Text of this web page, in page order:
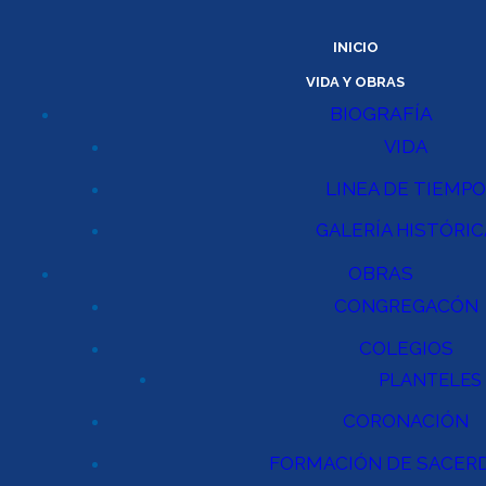
INICIO
VIDA Y OBRAS
BIOGRAFÍA
VIDA
LINEA DE TIEMPO
GALERÍA
OBRAS
CONGREGACÓN
COLEGIOS
PLANTELES
CORONACIÓN
FORMACIÓN DE